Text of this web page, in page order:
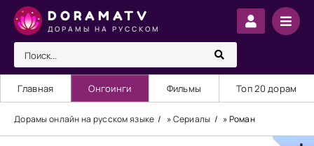
DORAMATV
ДОРАМЫ НА РУССКОМ
Главная Онгоинги Фильмы Топ 20 дорам
Дорамы онлайн на русском языке »Сериалы » Роман